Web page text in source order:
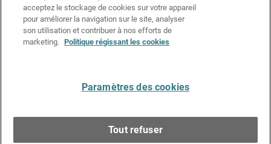
Politique de confidentialité
Charte Graphique
acceptez le stockage de cookies sur votre appareil
pour améliorer la navigation sur le site, analyser
son utilisation et contribuer à nos efforts de
marketing. Politique régissant les cookies
Paramètres des cookies
Tout refuser